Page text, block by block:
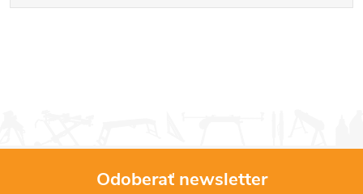
Odoberať newsletter